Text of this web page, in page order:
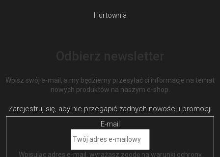
Hurtownia
Wpisz swój e-mail, a my będziemy przesyłać ci informacje na temat
nowych produktów na naszym e-shop.
E-mail
Wpisując adres e-mail, wyrażasz zgodę na warunki ochrony